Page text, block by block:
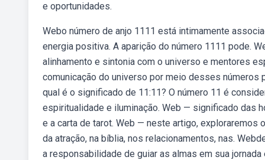
e oportunidades.
Webo número de anjo 1111 está intimamente
energia positiva. A aparição do número 1111 pode.
alinhamento e sintonia com o universo e mentores
comunicação do universo por meio desses
qual é o significado de 11:11? O número 11 é
espiritualidade e iluminação. Web — significado das
e a carta de tarot. Web — neste artigo,
da atração, na bíblia, nos relacionamentos, nas.
a responsabilidade de guiar as almas em sua jornada